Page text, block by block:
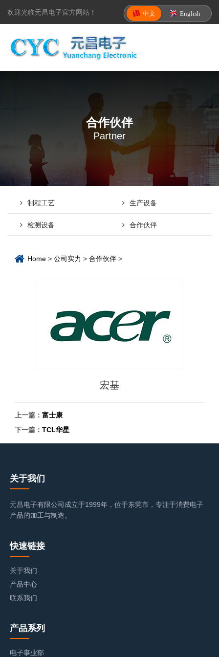
欢迎光临元昌电子官方网站！ 中文 English
合作伙伴
Partner
制程工艺 生产设备
检测设备 合作伙伴
Home > 公司实力 > 合作伙伴 >
宏基
上一篇： 富士康
下一篇： TCL华星
关于我们
元昌电子有限公司成立于1999年，位于东莞市，专注于消费电子
产品的加工与制造。
快速链接
关于我们
产品中心
联系我们
产品系列
电子事业部